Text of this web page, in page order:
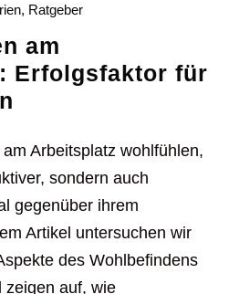
, Ratgeber
am
Erfolgsfaktor für
Arbeitsplatz wohlfühlen,
sondern auch
gegenüber ihrem
Artikel untersuchen wir
des Wohlbefindens
zeigen auf, wie